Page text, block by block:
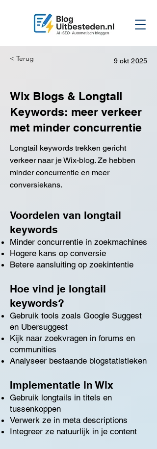
< Terug 9 okt 2025
Wix Blogs & Longtail
Keywords: meer verkeer
met minder concurrentie
Longtail keywords trekken gericht
verkeer naar je Wix-blog. Ze hebben
minder concurrentie en meer
conversiekans.
Voordelen van longtail
keywords
Minder concurrentie in zoekmachines
Hogere kans op conversie
Betere aansluiting op zoekintentie
Hoe vind je longtail
keywords?
Gebruik tools zoals Google Suggest
en Ubersuggest
Kijk naar zoekvragen in forums en
communities
Analyseer bestaande blogstatistieken
Implementatie in Wix
Gebruik longtails in titels en
tussenkoppen
Verwerk ze in meta descriptions
Integreer ze natuurlijk in je content